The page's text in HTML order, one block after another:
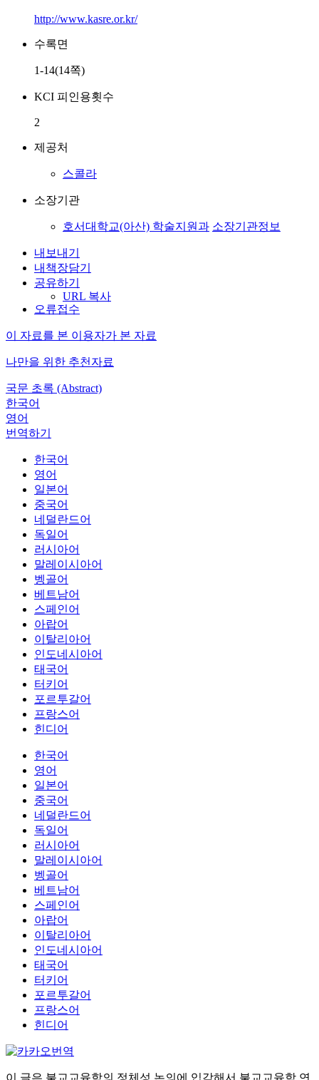
http://www.kasre.or.kr/
수록면
1-14(14쪽)
KCI 피인용횟수
2
제공처
스콜라
소장기관
호서대학교(아산) 학술지원과 소장기관정보
내보내기
내책장담기
공유하기
URL 복사
오류접수
이 자료를 본 이용자가 본 자료
나만을 위한 추천자료
국문 초록 (Abstract)
한국어
영어
번역하기
한국어
영어
일본어
중국어
네덜란드어
독일어
러시아어
말레이시아어
벵골어
베트남어
스페인어
아랍어
이탈리아어
인도네시아어
태국어
터키어
포르투갈어
프랑스어
힌디어
한국어
영어
일본어
중국어
네덜란드어
독일어
러시아어
말레이시아어
벵골어
베트남어
스페인어
아랍어
이탈리아어
인도네시아어
태국어
터키어
포르투갈어
프랑스어
힌디어
이 글은 불교교육학의 정체성 논의에 입각해서 불교교육학 연